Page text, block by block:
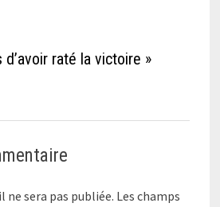
d’avoir raté la victoire »
ne sera pas publiée. Les champs